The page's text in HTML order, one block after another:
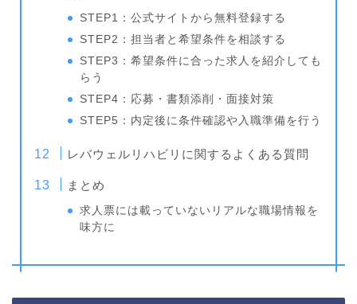
STEP1：公式サイトから無料登録する
STEP2：担当者と希望条件を相談する
STEP3：希望条件に合った求人を紹介しても
らう
STEP4：応募・書類添削・面接対策
STEP5：内定後に条件確認や入職準備を行う
レバウェルリハビリに関するよくある質問
まとめ
求人票には載っていないリアルな職場情報を
味方に